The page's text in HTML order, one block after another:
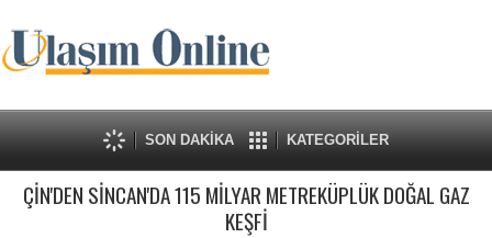
SON DAKİKA KATEGORİLER
ÇİN'DEN SİNCAN'DA 115 MİLYAR METREKÜPLÜK DOĞAL GAZ
KEŞFİ